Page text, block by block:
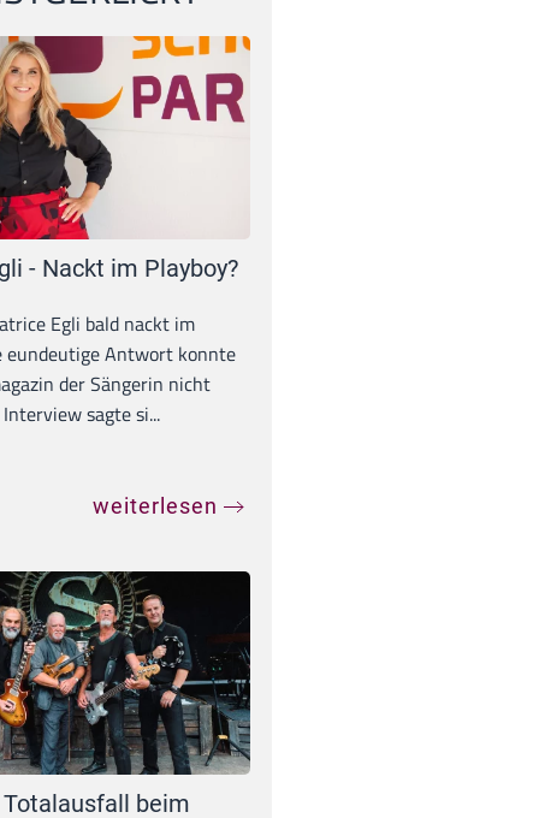
- Nackt im Playboy?
Egli bald nackt im
eundeutige Antwort konnte
der Sängerin nicht
sagte si...
weiterlesen
beim